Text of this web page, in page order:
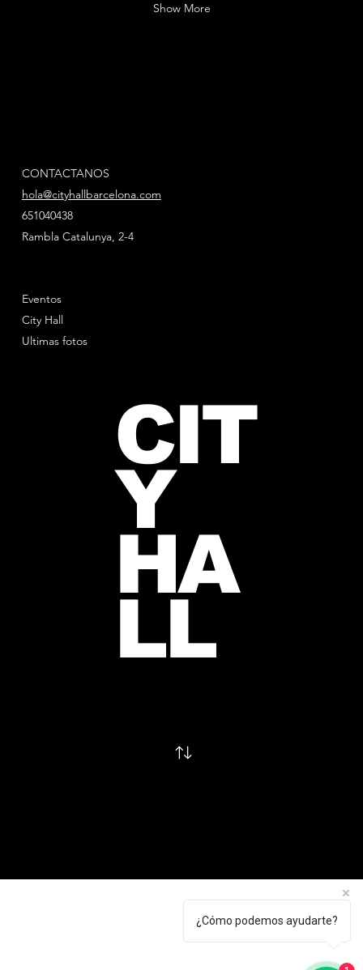
Show More
Eventos
City Hall
Ultimas fotos
CIT
Y
HA
LL
CONTACTANOS
hola@cityhallbarcelona.com
651040438
Rambla Catalunya, 2-4
¿Cómo podemos ayudarte?